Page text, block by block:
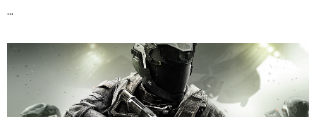
...